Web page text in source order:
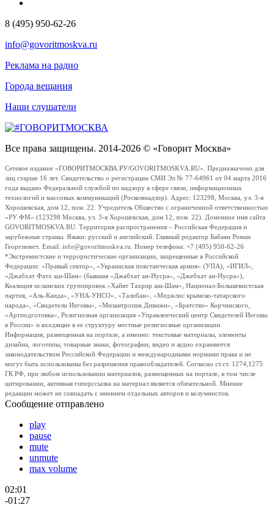
8 (495) 950-62-26
info@govoritmoskva.ru
Реклама на радио
Города вещания
Наши слушатели
Все права защищены. 2014-2026 © «Говорит Москва»
Сетевое издание «ГОВОРИТМОСКВА.РУ/GOVORITMOSKVA.RU». Предназначено для
лиц старше 16 лет. Свидетельство о регистрации СМИ Эл № 77-64961 от 04 марта 2016
года выдано Федеральной службой по надзору в сфере связи, информационных
технологий и массовых коммуникаций (Роскомнадзор). Адрес: 123298, Москва, ул. 3-я
Хорошевская, дом 12, пом. 22. Учредитель Общество с ограниченной ответственностью
«РУ ФМ» (123298 Москва, ул. 3-я Хорошевская, дом 12, пом. 22). Доменное имя сайта
GOVORITMOSKVA.RU. Территория распространения – Российская Федерация и
зарубежные страны. Языки: русский и английский. Главный редактор Бабаян Роман
Георгиевич. Email: info@govoritmoskva.ru. Номер телефона: +7 (495) 950-62-26
*Экстремистские и террористические организации, запрещенные в Российской
Федерации: «Правый сектор», «Украинская повстанческая армия» (УПА), «ИГИЛ»,
«Джабхат Фатх аш-Шам» (бывшая «Джабхат ан-Нусра», «Джебхат ан-Нусра»),
Коалиция исламских группировок «Хайят Тахрир аш-Шам», Национал-Большевистская
партия, «Аль-Каида», «УНА-УНСО», «Талибан», «Меджлис крымско-татарского
народа», «Свидетели Иеговы», «Мизантропик Дивижн», «Братство» Корчинского,
«Артподготовка», Религиозная организация «Управленческий центр Свидетелей Иеговы
в России» и входящие в ее структуру местные религиозные организации.
Информация, размещенная на портале, а именно: текстовые материалы, элементы
дизайна, логотипы, товарные знаки, фотографии, видео и аудио охраняются
законодательством Российской Федерации и международными нормами права и не
могут быть использованы без разрешения правообладателей. Согласно ст.ст. 1274,1275
ГК РФ, при любом использовании материалов, размещенных на портале, в том числе
цитировании, активная гиперссылка на материал является обязательной. Мнение
редакции может не совпадать с мнением отдельных авторов и колумнистов.
Сообщение отправлено
play
pause
mute
unmute
max volume
02:01
-01:27